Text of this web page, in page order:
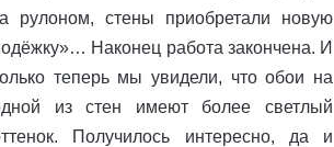
рулоном, стены приобретали новую
Наконец работа закончена. И
теперь мы увидели, что обои на
из стен имеют более светлый
Получилось интересно, да и